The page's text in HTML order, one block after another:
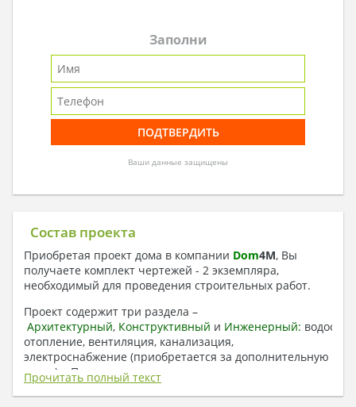
Заполни
Ваши данные защищены
Состав проекта
Приобретая проект дома в компании Dom4M, Вы
получаете комплект чертежей - 2 экземпляра,
необходимый для проведения строительных работ.
Проект содержит три раздела –
Архитектурный, Конструктивный и Инженерный:
отопление, вентиляция, канализация,
электроснабжение (приобретается за дополнительную
плату) + Пояснительная записка.
1. Архитектурный раздел:
Прочитать полный текст